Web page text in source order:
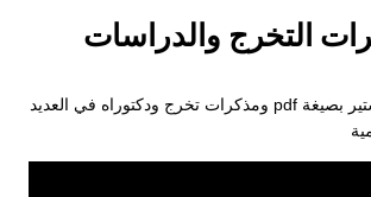
التخرج والدراسات
تحميل رسائل ماجستير بصيغة pdf ومذكرات تخرج ودكتوراه في العديد